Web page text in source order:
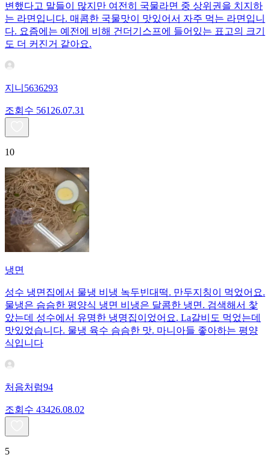
변했다고 말들이 많지만 여전히 국물라면 중 상위권을 치지하
는 라면입니다. 매콤한 국물맛이 맛있어서 자주 먹는 라면입니
다. 요즘에는 예전에 비해 건더기스프에 들어있는 표고의 크기
도 더 커진거 같아요.
지니5636293
조회수 561 26.07.31
10
냉면
성수 냉면집에서 물냉 비냉 녹두빈대떡. 만두지칭이 먹었어요.
물냉은 슴슴한 평양식 냉면 비냉은 달콤한 냉면. 검색해서 찿
았는데 성수에서 유명한 냉명집이었어요. La갈비도 먹었는데
맛있었습니다. 물냉 육수 슴슴한 맛. 마니아들 좋아하는 평양
식입니다
처음처럼94
조회수 43426.08.02
5